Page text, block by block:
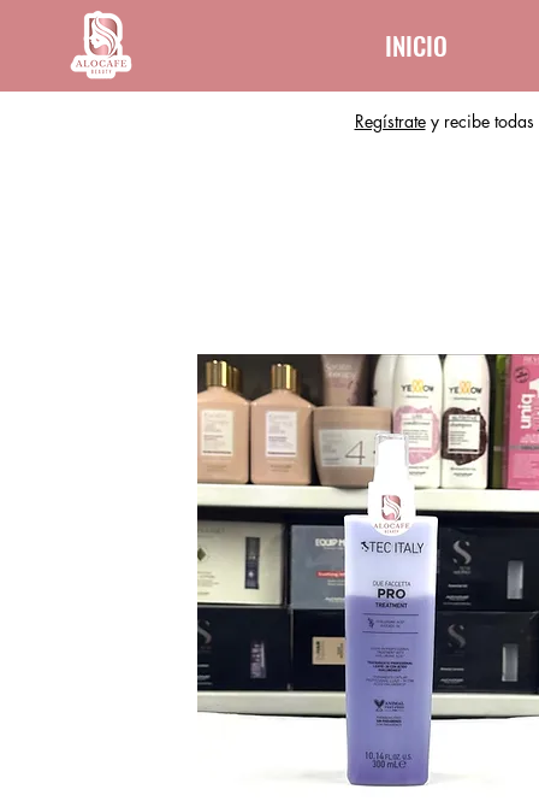
Regístratey recibe todas
INICIO